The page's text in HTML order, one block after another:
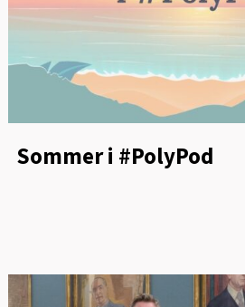
Sommer i #PolyPod